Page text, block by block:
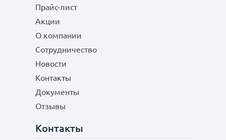
Прайс-лист
Акции
О компании
Сотрудничество
Новости
Контакты
Документы
Отзывы
Контакты